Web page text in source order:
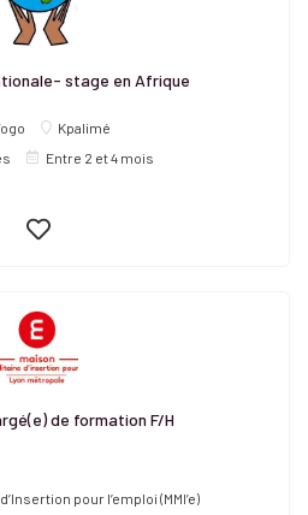
stage en Afrique
Kpalimé
Entre 2 et 4 mois
de formation F/H
pour l’emploi (MMI’e)